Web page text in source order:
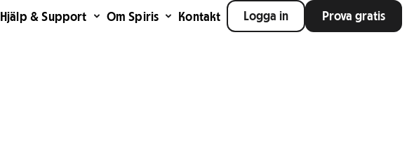
Hjälp & Support Om Spiris Kontakt Logga in Prova gratis